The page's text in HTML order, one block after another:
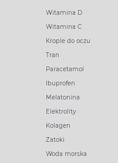
Witamina D
Witamina C
Krople do oczu
Tran
Paracetamol
Ibuprofen
Melatonina
Elektrolity
Kolagen
Zatoki
Woda morska